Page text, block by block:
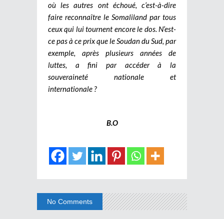
où les autres ont échoué, c’est-à-dire
faire reconnaître le Somaliland par tous
ceux qui lui tournent encore le dos. N’est-
ce pas à ce prix que le Soudan du Sud, par
exemple, après plusieurs années de
luttes, a fini par accéder à la
souveraineté nationale et
internationale ?
B.O
No Comments